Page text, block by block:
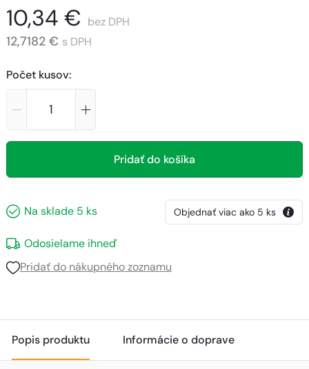
10,34 € bez DPH
12,7182 € s DPH
Počet kusov:
Pridať do košíka
Na sklade 5 ks Objednať viac ako 5 ks
Odosielame ihneď
Pridať do nákupného zoznamu
Popis produktu Informácie o doprave